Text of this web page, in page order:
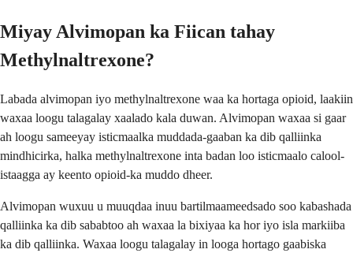
Miyay Alvimopan ka Fiican tahay
Methylnaltrexone?
Labada alvimopan iyo methylnaltrexone waa ka hortaga opioid, laakiin
waxaa loogu talagalay xaalado kala duwan. Alvimopan waxaa si gaar
ah loogu sameeyay isticmaalka muddada-gaaban ka dib qalliinka
mindhicirka, halka methylnaltrexone inta badan loo isticmaalo calool-
istaagga ay keento opioid-ka muddo dheer.
Alvimopan wuxuu u muuqdaa inuu bartilmaameedsado soo kabashada
qalliinka ka dib sababtoo ah waxaa la bixiyaa ka hor iyo isla markiiba
ka dib qalliinka. Waxaa loogu talagalay in looga hortago gaabiska